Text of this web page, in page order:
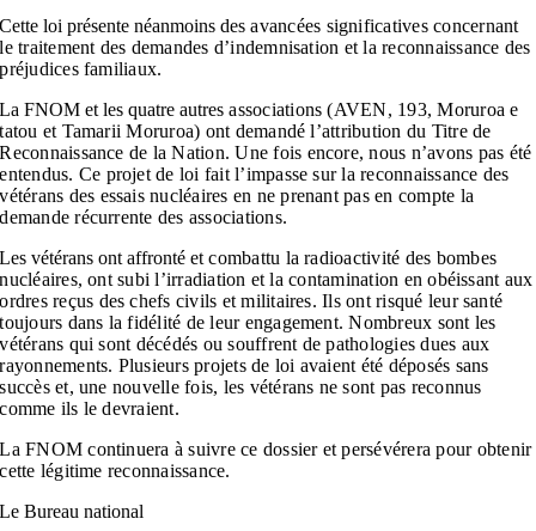
Cette loi présente néanmoins desavancées significatives concernant
le traitement des demandes d’indemnisation et la reconnaissance des
préjudices familiaux.
La FNOM et les quatre autresassociations (AVEN, 193, Moruroae
tatou et Tamarii Moruroa) ont demandé l’attribution du Titre de
Reconnaissance de la Nation. Une fois encore, nous n’avons pas été
entendus. Ce projet de loi fait l’impasse surla reconnaissance des
vétérans des essais nucléaires en ne prenant pasen compte la
demande récurrente des associations.
Les vétérans ont affronté etcombattu la radioactivité des bombes
nucléaires, ont subi l’irradiation et lacontamination en obéissant aux
ordresreçus des chefs civils et militaires. Ilsont risqué leur santé
toujours dans lafidélité de leur engagement. Nombreux sont les
vétérans qui sont décédés ou souffrent de pathologies dues aux
rayonnements. Plusieurs projets de loi avaient été déposés sans
succès et, une nouvelle fois, les vétérans ne sont pas reconnus
comme ils le devraient.
La FNOM continuera à suivre ce dossier et persévérera pour obtenir
cette légitime reconnaissance.
Le Bureau national